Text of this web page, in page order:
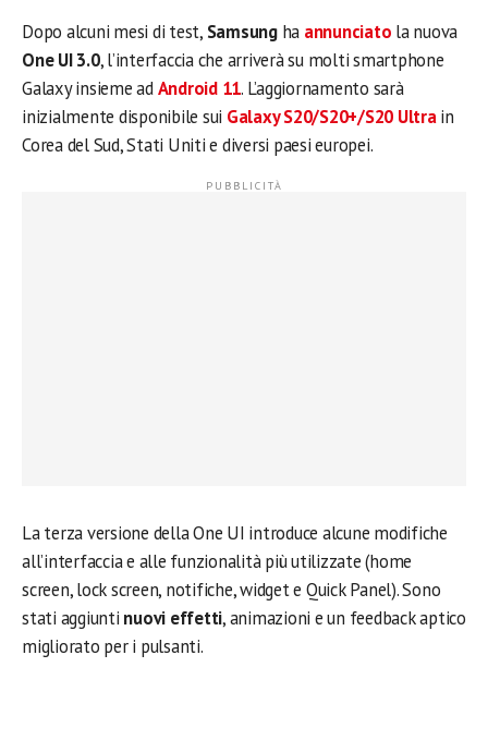
Dopo alcuni mesi di test, Samsungha annunciato la nuova
One UI 3.0, l’interfaccia che arriverà su molti smartphone
Galaxy insieme adAndroid 11. L’aggiornamento sarà
inizialmente disponibile sui Galaxy S20/S20+/S20 Ultrain
Corea del Sud, Stati Uniti e diversi paesi europei.
La terza versione della One UI introduce alcune modifiche
all’interfaccia e alle funzionalità più utilizzate (home
screen, lock screen, notifiche, widget e Quick Panel). Sono
stati aggiunti nuovi effetti, animazioni e un feedback aptico
migliorato per i pulsanti.